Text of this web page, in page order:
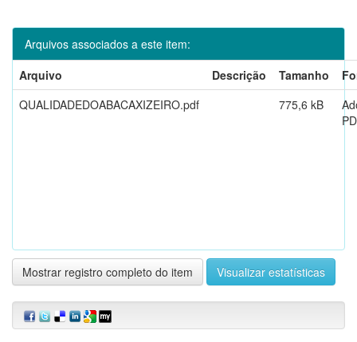
Arquivos associados a este item:
Arquivo
Descrição Tamanho
QUALIDADEDOABACAXIZEIRO.pdf
775,6 kB
Mostrar registro completo do item Visualizar estatísticas